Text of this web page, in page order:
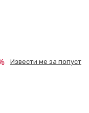
Извести ме за попуст